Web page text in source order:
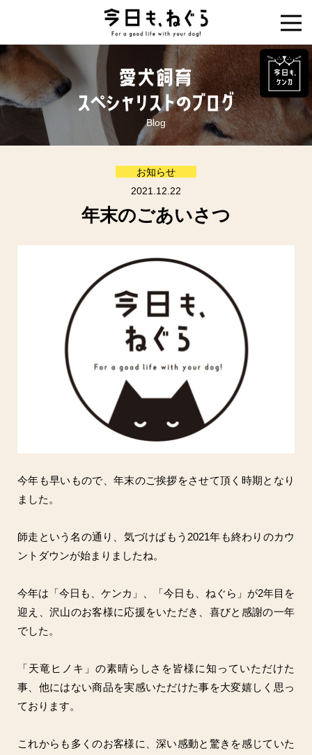
Blog
お知らせ
2021.12.22
年末のごあいさつ
今年も早いもので、年末のご挨拶をさせて頂く時期となり
ました。
師走という名の通り、気づけばもう2021年も終わりのカウ
ントダウンが始まりましたね。
今年は「今日も、ケンカ」、「今日も、ねぐら」が2年目を
迎え、沢山のお客様に応援をいただき、喜びと感謝の一年
でした。
「天竜ヒノキ」の素晴らしさを皆様に知っていただけた
事、他にはない商品を実感いただけた事を大変嬉しく思っ
ております。
これからも多くのお客様に、深い感動と驚きを感じていた